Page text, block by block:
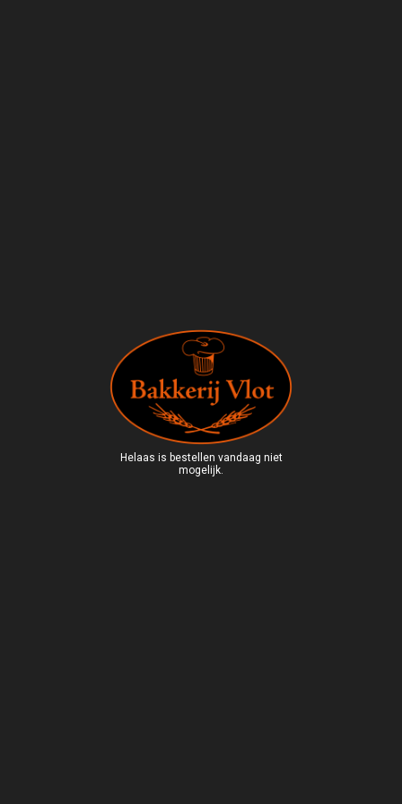
Helaas is bestellen vandaag niet
mogelijk.